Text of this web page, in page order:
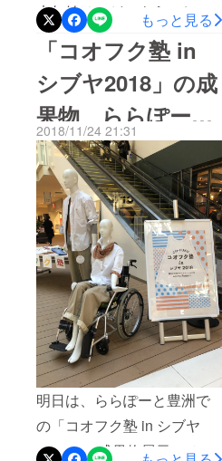
末年始は、どのようにお過
ごしでしょうか？CO-FUKU
では、「コオフク塾 in シブ
ヤ2018」の報告書がまとま
り、来年の活動の準備をし
ています。今日は、そのう
ちのひとつ、「"キタイ"にこ
たえる試着会」のご案内で
す。1月27日に行われる
NPO法人ユメソダテ主催
「第2回 ユメへの作戦会
議」でコオフク塾で制作し
たリデザイン服の試着会を
行うことになりました。車
椅子ユーザーも、もちろ
ん、試着できます！、そし
て、試着いただいた方の
ファッションショーも予定
もっと見る
「コオフク塾 in
シブヤ2018」の成
果物、ららぽーと
豊洲でご覧いただ
けます！
2018/11/24 21:31
明日は、ららぽーと豊洲で
の「コオフク塾 in シブヤ
2018」の成果物展示の“とり